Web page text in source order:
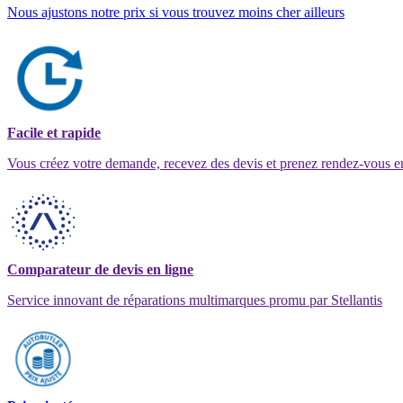
Nous ajustons notre prix si vous trouvez moins cher ailleurs
Facile et rapide
Vous créez votre demande, recevez des devis et prenez rendez-vous
Comparateur de devis en ligne
Service innovant de réparations multimarques promu par Stellantis